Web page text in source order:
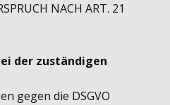
NACH ART. 21
der zuständigen
gegen die DSGVO